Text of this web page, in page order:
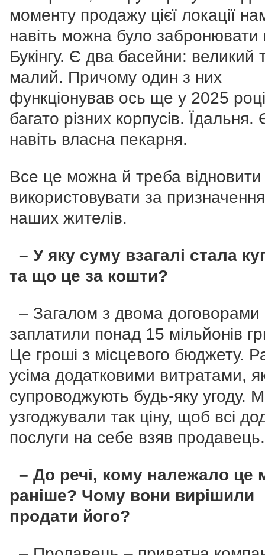
моменту продажу цієї локації
навіть можна було забронювати
Букінгу. Є два басейни: великий
малий. Причому один з них
функціонував ось ще у 2025
багато різних корпусів. Їдальня.
навіть власна пекарня.
Все це можна й треба відновити
використовувати за
наших жителів.
– У яку суму взагалі стала
та що це за кошти?
– Загалом з двома
заплатили понад 15 мільйонів
Це гроші з місцевого бюджету.
усіма додатковими витратами,
супроводжують будь-яку угоду.
узгоджували так ціну, щоб всі
послуги на себе взяв продавець.
– До речі, кому належало це
раніше? Чому вони вирішили
продати його?